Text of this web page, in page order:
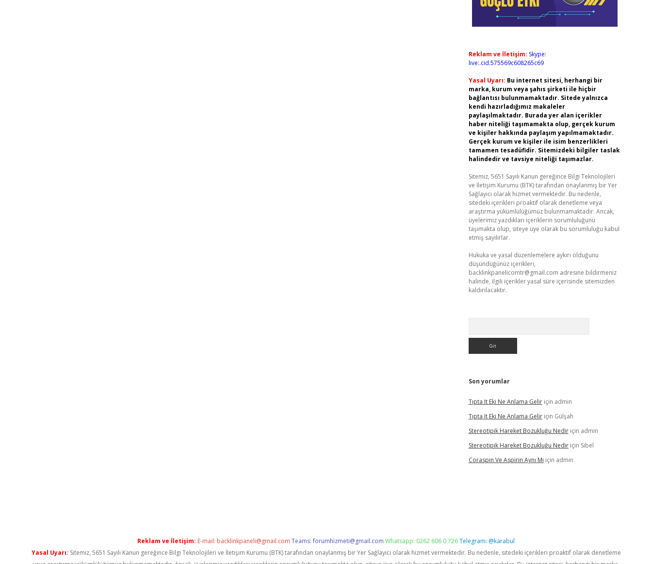
Reklam ve İletişim: Skype:
live:.cid.575569c608265c69
Yasal Uyarı: Bu internet sitesi, herhangi bir
marka, kurum veya şahıs şirketi ile hiçbir
bağlantısı bulunmamaktadır. Sitede yalnızca
kendi hazırladığımız makaleler
paylaşılmaktadır. Burada yer alan içerikler
haber niteliği taşımamakta olup, gerçek kurum
ve kişiler hakkında paylaşım yapılmamaktadır.
Gerçek kurum ve kişiler ile isim benzerlikleri
tamamen tesadüfidir. Sitemizdeki bilgiler taslak
halindedir ve tavsiye niteliği taşımazlar.
Sitemiz, 5651 Sayılı Kanun gereğince Bilgi Teknolojileri
ve İletişim Kurumu (BTK) tarafından onaylanmış bir Yer
Sağlayıcı olarak hizmet vermektedir. Bu nedenle,
sitedeki içerikleri proaktif olarak denetleme veya
araştırma yükümlülüğümüz bulunmamaktadır. Ancak,
üyelerimiz yazdıkları içeriklerin sorumluluğunu
taşımakta olup, siteye üye olarak bu sorumluluğu kabul
etmiş sayılırlar.
Hukuka ve yasal düzenlemelere aykırı olduğunu
düşündüğünüz içerikleri,
backlinkpanelicomtr@gmail.com adresine bildirmeniz
halinde, ilgili içerikler yasal süre içerisinde sitemizden
kaldırılacaktır.
Son yorumlar
Tıpta It Eki Ne Anlama Geliriçin admin
Tıpta It Eki Ne Anlama Geliriçin Gülşah
Stereotipik Hareket Bozukluğu Nediriçin admin
Stereotipik Hareket Bozukluğu Nediriçin Sibel
Coraspin Ve Aspirin Aynı Mı için admin
Reklam ve İletişim: E-mail: backlinkpaneli@gmail.com Teams:forumhizmeti@gmail.com Whatsapp: 0262 606 0 726Telegram: @karabul
Yasal Uyarı: Sitemiz, 5651 Sayılı Kanun gereğince Bilgi Teknolojileri ve İletişim Kurumu (BTK) tarafından onaylanmış bir Yer Sağlayıcı olarak hizmet vermektedir. Bu nedenle, sitedeki içerikleri proaktif olarak denetleme